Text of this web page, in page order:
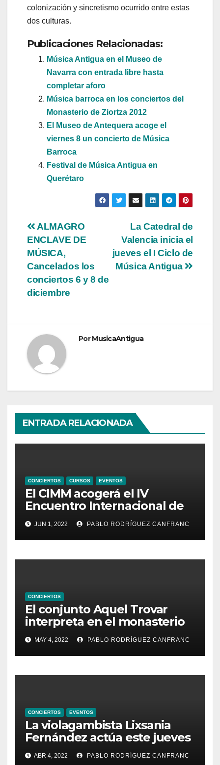
colonización y sincretismo ocurrido entre estas
dos culturas.
Publicaciones Relacionadas:
Música Antigua en el Museo de
Navarra con entrada libre hasta
completar aforo
Música barroca en los conciertos del
Monasterio de Ziortza 2012
El Museo de Antequera acoge el
viernes 8 un concierto de Música
Barroca
Festival de Música Antigua en
Querétaro
Navegación
de
entradas
La Catedral de
Valencia inicia el
jueves el I Ciclo de
Música Antigua
ALMAGRO
ENCLAVE DE
MÚSICA,
Cancelados los
conciertos 6 y 8 de
diciembre
PorMusicaAntigua
ENTRADA RELACIONADA
CONCIERTOS CURSOS EVENTOS
El CIMM acogerá el IV
Encuentro Internacional de
Ministriles
JUN 1, 2022 PABLO RODRÍGUEZ CANFRANC
CONCIERTOS
El conjunto Aquel Trovar
interpreta en el monasterio
de Santa María de la
Valldigna las cantigas de
Alfonso X el Sabio
MAY 4, 2022 PABLO RODRÍGUEZ CANFRANC
CONCIERTOS EVENTOS
La violagambista Lixsania
Fernández actúa este jueves
en el ciclo de música en
directo de Fundación Cañada
ABR 4, 2022 PABLO RODRÍGUEZ CANFRANC